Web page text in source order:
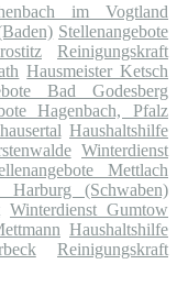
im Vogtland
Stellenangebote
Reinigungskraft
Hausmeister Ketsch
Bad Godesberg
Hagenbach, Pfalz
Haushaltshilfe
Winterdienst
Mettlach
Harburg (Schwaben)
Winterdienst Gumtow
Haushaltshilfe
Reinigungskraft